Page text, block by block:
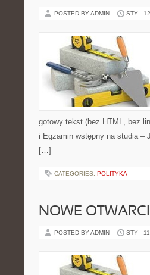
POSTED BY ADMIN STY -
gotowy tekst (bez HTML, bez
i Egzamin wstępny na studia –
[…]
CATEGORIES: POLITYKA
NOWE
POSTED BY ADMIN STY -